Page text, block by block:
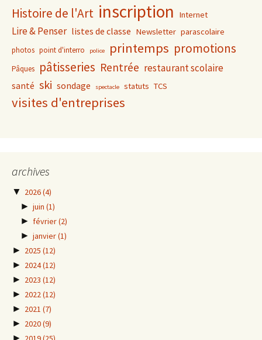
Histoire de l'Art inscription Internet
Lire & Penser listes de classe Newsletter parascolaire
photos point d'interro police printemps promotions
Pâques pâtisseries Rentrée restaurant scolaire
santé ski sondage spectacle statuts TCS
visites d'entreprises
archives
▼ 2026(4)
► juin (1)
► février(2)
► janvier(1)
► 2025 (12)
► 2024(12)
► 2023 (12)
► 2022(12)
► 2021 (7)
► 2020(9)